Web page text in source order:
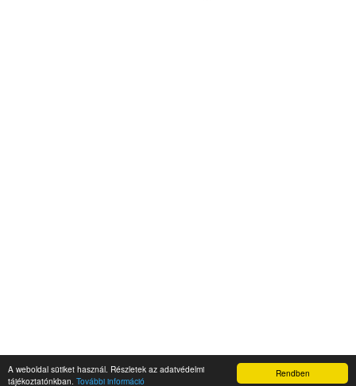
Rendben
A weboldal sütiket használ. Részletek az adatvédelmi
tájékoztatónkban. További információNapidroid.hu 2019